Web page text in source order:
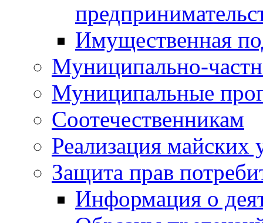
Имущественная
Муниципально-
Муниципальные
Соотечественникам
Реализация майских
Защита прав
Информация о